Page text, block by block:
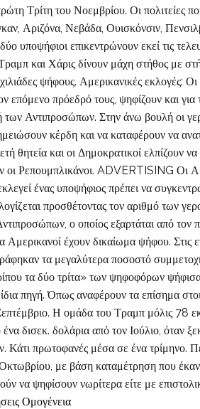
Τρίτη του Νοεμβρίου. Οι
Αριζόνα, Νεβάδα, Ουισκόνσιν,
υποψήφιοι επικεντρώνουν εκεί τις
και Χάρις δίνουν μάχη στήθος με
ψήφους. Αμερικανικές εκλογές:
επόμενο πρόεδρό τους, ψηφίζουν και
Αντιπροσώπων. Στην άνω βουλή οι
κέρδη και να καταφέρουν να
θητεία και οι Δημοκρατικοί
οι Ρεπουμπλικάνοι. ADVERTISING Οι
ένας υποψήφιος πρέπει να
προσθέτοντας τον αριθμό των
ο οποίος εξαρτάται από
έχουν δικαίωμα ψήφου. Στις
τα μεγαλύτερα ποσοστό
τα δύο τρίτα» των ψηφοφόρων
πηγή. Όπως αναφέρουν τα επίσημα
Η ομάδα του Τραμπ μόλις
δισεκ. δολάρια από τον Ιούλιο, όταν
Κάτι πρωτοφανές μέσα σε ένα τρίμηνο.
με βάση καταμέτρηση που
να ψηφίσουν νωρίτερα είτε με
Ομογένεια